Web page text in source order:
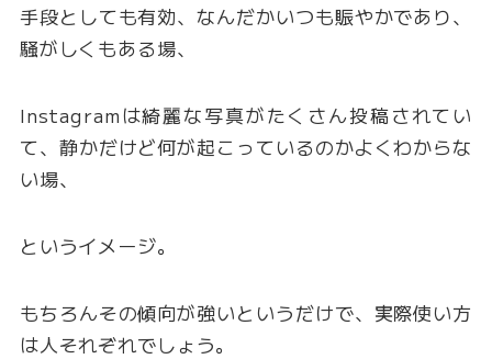
手段としても有効、なんだかいつも賑やかであり、
騒がしくもある場、
Instagramは綺麗な写真がたくさん投稿されてい
て、静かだけど何が起こっているのかよくわからな
い場、
というイメージ。
もちろんその傾向が強いというだけで、実際使い方
は人それぞれでしょう。